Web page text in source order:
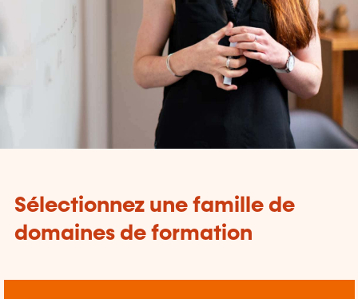
Sélectionnez une famille de
domaines de formation